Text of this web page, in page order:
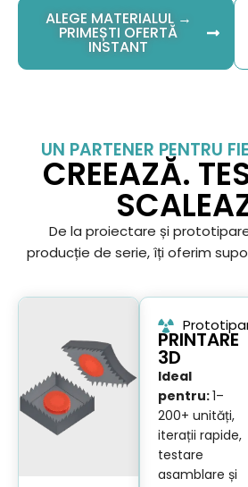
ALEGE MATERIALUL →
PRIMEȘTI OFERTĂ
INSTANT
UN PARTENER PENTRU
CREEAZĂ.
De la proiectare și
producție de serie, îți oferim
PRINTARE
3D
Ideal
pentru:1–
200+ unități,
iterații rapide,
testare
asamblare și